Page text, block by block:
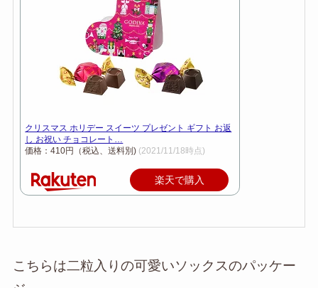
クリスマス ホリデー スイーツ プレゼント ギフト お返
し お祝い チョコレート…
価格：410円（税込、送料別) (2021/11/18時点)
楽天で購入
こちらは二粒入りの可愛いソックスのパッケー